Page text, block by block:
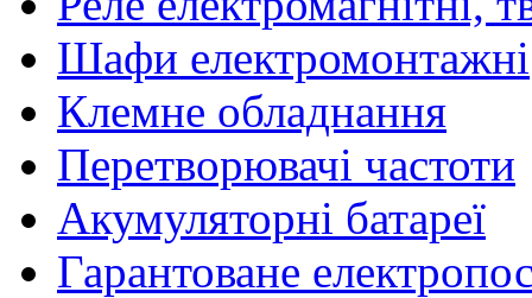
Шафи електромонтажні
Клемне обладнання
Перетворювачі частоти
Акумуляторні батареї
Гарантоване